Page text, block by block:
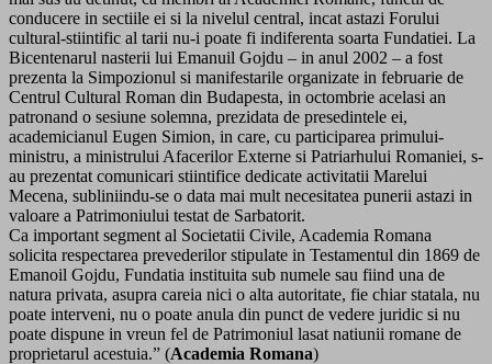
conducere in sectiile ei si la nivelul central, incat astazi Forului
cultural-stiintific al tarii nu-i poate fi indiferenta soarta Fundatiei. La
Bicentenarul nasterii lui Emanuil Gojdu – in anul 2002 – a fost
prezenta la Simpozionul si manifestarile organizate in februarie de
Centrul Cultural Roman din Budapesta, in octombrie acelasi an
patronand o sesiune solemna, prezidata de presedintele ei,
academicianul Eugen Simion, in care, cu participarea primului-
ministru, a ministrului Afacerilor Externe si Patriarhului Romaniei, s-
au prezentat comunicari stiintifice dedicate activitatii Marelui
Mecena, subliniindu-se o data mai mult necesitatea punerii astazi in
valoare a Patrimoniului testat de Sarbatorit.
Ca important segment al Societatii Civile, Academia Romana
solicita respectarea prevederilor stipulate in Testamentul din 1869 de
Emanoil Gojdu, Fundatia instituita sub numele sau fiind una de
natura privata, asupra careia nici o alta autoritate, fie chiar statala, nu
poate interveni, nu o poate anula din punct de vedere juridic si nu
poate dispune in vreun fel de Patrimoniul lasat natiunii romane de
proprietarul acestuia.” (Academia Romana)